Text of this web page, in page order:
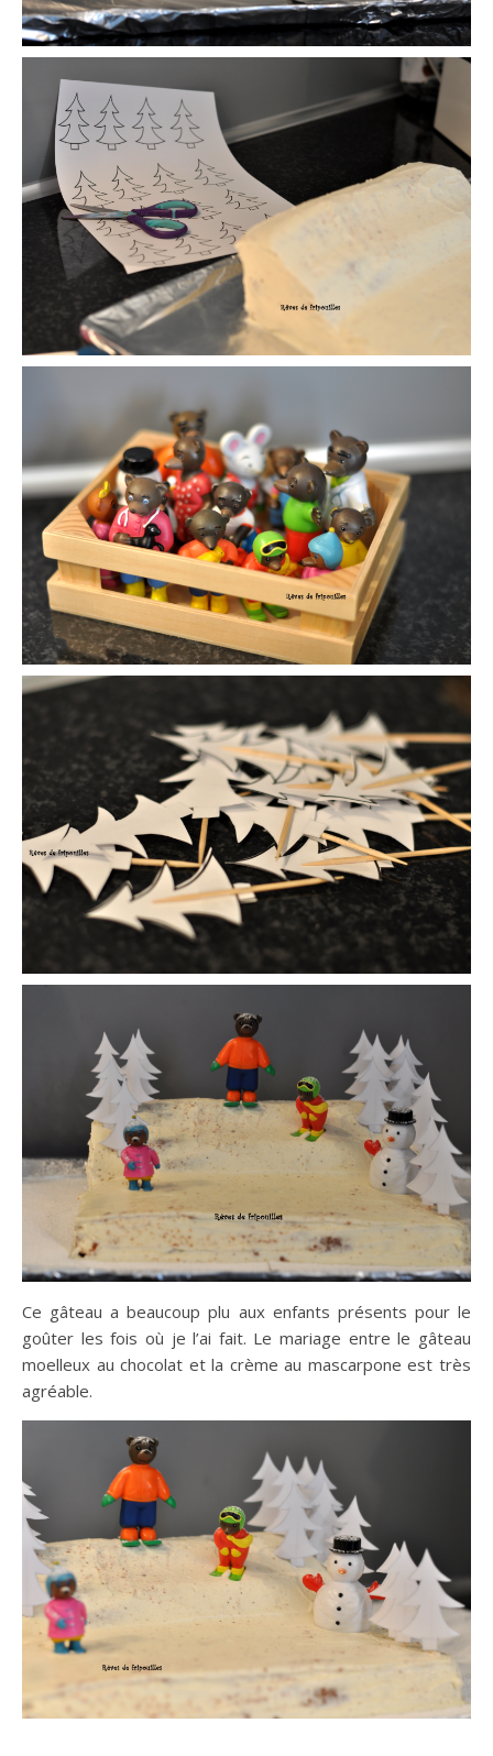
Ce gâteau a beaucoup plu aux enfants présents pour le
goûter les fois où je l’ai fait. Le mariage entre le gâteau
moelleux au chocolat et la crème au mascarpone est très
agréable.